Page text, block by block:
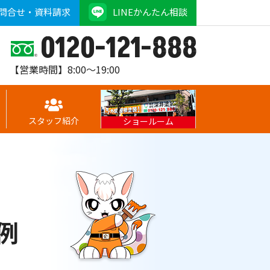
合せ・資料請求 LINEかんたん相談
0120-121-888
【営業時間】8:00～19:00
スタッフ紹介 ショールーム